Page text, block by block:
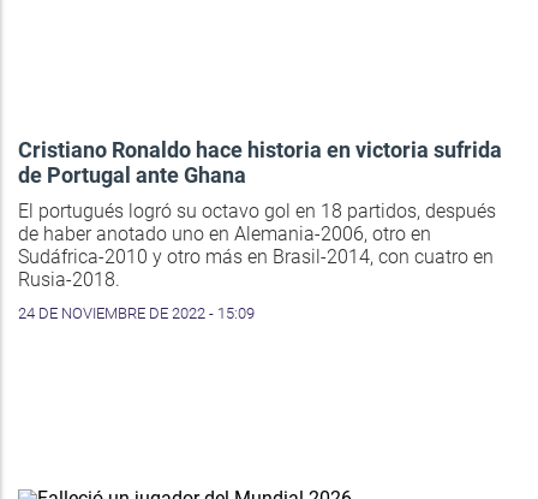
Cristiano Ronaldo hace historia en victoria sufrida
de Portugal ante Ghana
El portugués logró su octavo gol en 18 partidos, después
de haber anotado uno en Alemania-2006, otro en
Sudáfrica-2010 y otro más en Brasil-2014, con cuatro en
Rusia-2018.
24 DE NOVIEMBRE DE 2022 - 15:09